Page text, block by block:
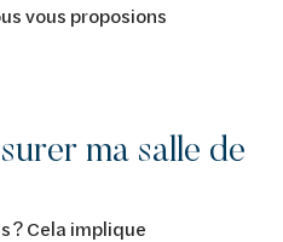
vous proposions
ma salle de
? Cela implique